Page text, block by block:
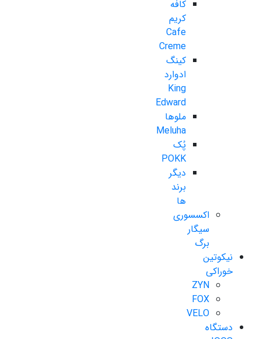
کافه
کریم
Cafe
Creme
کینگ
ادوارد
King
Edward
ملوها
Meluha
پُک
POKK
دیگر
برند
ها
اکسسوری
سیگار
برگ
نیکوتین
خوراکی
ZYN
FOX
VELO
دستگاه